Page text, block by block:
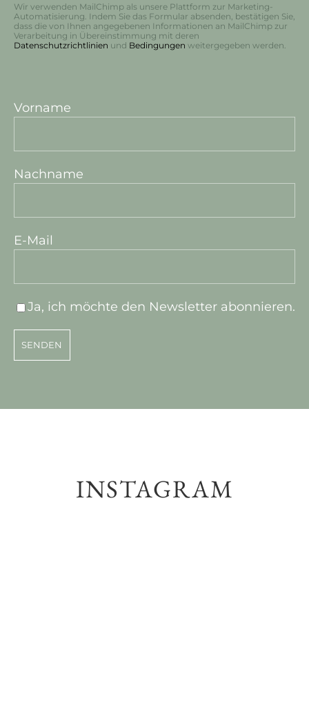
Wir verwenden MailChimp als unsere Plattform zur Marketing-
Automatisierung. Indem Sie das Formular absenden, bestätigen Sie,
dass die von Ihnen angegebenen Informationen an MailChimp zur
Verarbeitung in Übereinstimmung mit deren
Datenschutzrichtlinien und Bedingungen weitergegeben werden.
Vorname
Nachname
E-Mail
Ja, ich möchte den Newsletter abonnieren.
INSTAGRAM